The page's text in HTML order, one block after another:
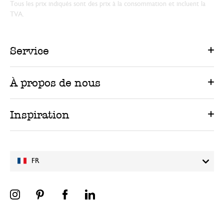
FR
Tous les prix indiqués sont des prix à la consommation et incluent la
TVA.
Service
À propos de nous
Inspiration